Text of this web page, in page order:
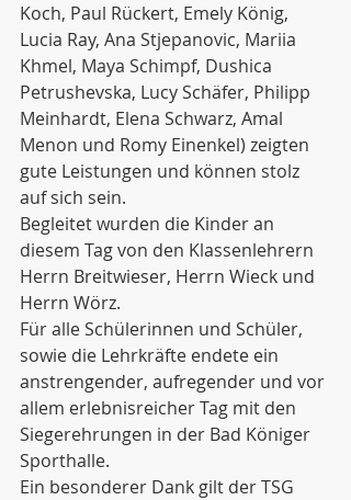
Koch, Paul Rückert, Emely König,
Lucia Ray, Ana Stjepanovic, Mariia
Khmel, Maya Schimpf, Dushica
Petrushevska, Lucy Schäfer, Philipp
Meinhardt, Elena Schwarz, Amal
Menon und Romy Einenkel) zeigten
gute Leistungen und können stolz
auf sich sein.
Begleitet wurden die Kinder an
diesem Tag von den Klassenlehrern
Herrn Breitwieser, Herrn Wieck und
Herrn Wörz.
Für alle Schülerinnen und Schüler,
sowie die Lehrkräfte endete ein
anstrengender, aufregender und vor
allem erlebnisreicher Tag mit den
Siegerehrungen in der Bad Königer
Sporthalle.
Ein besonderer Dank gilt der TSG